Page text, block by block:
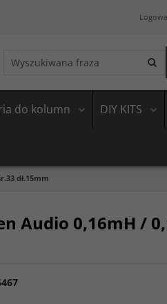
do kolumn DIY KITS
dł.15mm
Audio 0,16mH /